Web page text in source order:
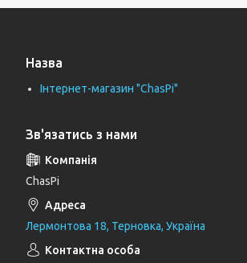
Труби каналізаційні
Унітази
Циркуляційні насоси
Генератори
Шлангові під'єднання та перемикаючі
вентилі
Назва
Інтернет-магазин "ChasPi"
Зв'язатись з нами
ChasPi
Лермонтова 18, Терновка, Україна